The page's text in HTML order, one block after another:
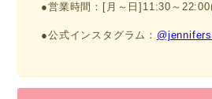
●営業時間：[月～日]11:30～
●公式インスタグラム：